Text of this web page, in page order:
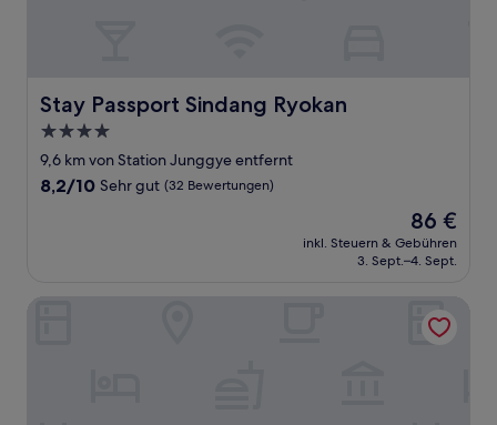
Stay Passport Sindang Ryokan
Stay Passport Sindang Ryokan
4.0-
Sterne-
Unterkunft
9,6 km von Station Junggye entfernt
8.2
Bewertungen)
8,2/10 Sehr gut (32 Bewertungen)
Der
Preis
beträgt
86 €
inkl. Steuern & Gebühren
3. Sept.–4. Sept.